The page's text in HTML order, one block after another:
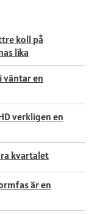
koll på
lika
väntar en
verkligen en
kvartalet
är en